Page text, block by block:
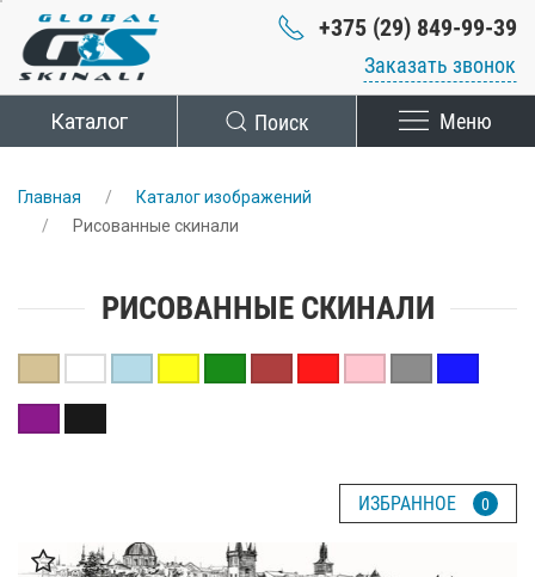
+375 (29) 849-99-39
Заказать звонок
Каталог Поиск Меню
Главная
Каталог изображений
Рисованные скинали
РИСОВАННЫЕ СКИНАЛИ
ИЗБРАННОЕ 0